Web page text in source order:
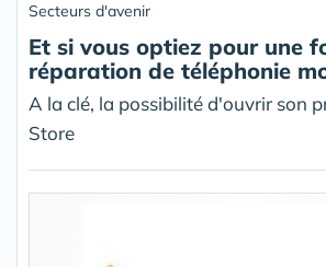
Secteurs d'avenir
Et si vous optiez pour une
réparation de téléphonie
A la clé, la possibilité d'ouvrir son
Store